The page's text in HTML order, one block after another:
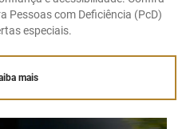
Pessoas com Deficiência (PcD)
especiais.
mais